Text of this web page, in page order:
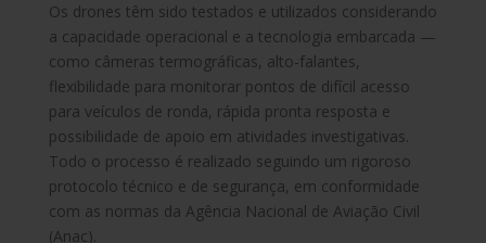
Os drones têm sido testados e utilizados considerando
a capacidade operacional e a tecnologia embarcada —
como câmeras termográficas, alto-falantes,
flexibilidade para monitorar pontos de difícil acesso
para veículos de ronda, rápida pronta resposta e
possibilidade de apoio em atividades investigativas.
Todo o processo é realizado seguindo um rigoroso
protocolo técnico e de segurança, em conformidade
com as normas da Agência Nacional de Aviação Civil
(Anac).